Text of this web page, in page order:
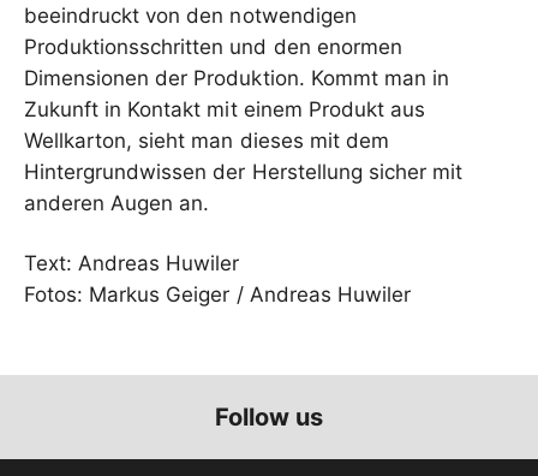
beeindruckt von den notwendigen
Produktionsschritten und den enormen
Dimensionen der Produktion. Kommt man in
Zukunft in Kontakt mit einem Produkt aus
Wellkarton, sieht man dieses mit dem
Hintergrundwissen der Herstellung sicher mit
anderen Augen an.
Text: Andreas Huwiler
Fotos: Markus Geiger / Andreas Huwiler
Follow us